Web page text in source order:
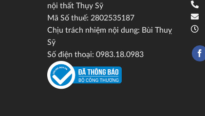
nội thất Thụy Sỹ
Mã Số thuế: 2802535187
Chịu trách nhiệm nội dung: Bùi Thuỵ
Sỹ
Số điện thoại: 0983.18.0983